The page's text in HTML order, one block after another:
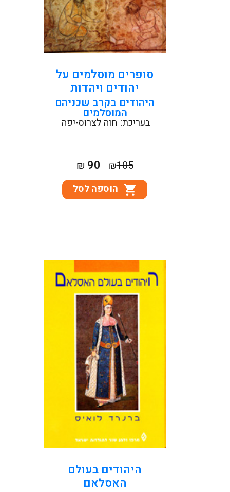
קראו עוד
סופרים מוסלמים על
יהודים ויהדות
היהודים בקרב שכניהם
המוסלמים
בעריכת: חוה לצרוס-יפה
₪105
המחיר
המקורי
היה:
₪90
המחיר
הנוכחי
הוא:הוספה לסל
תנאים מיוחדים נדרשו כדי
לאפשר את קיומה של
הסימביוזה-התרבותית, שהולידה
את מה שמכונה 'המסורת
היהודית-האסלאמית' של קיום
בצוותא והשפעה הדדית. בספר
זה בוחן פרופ' ברנרד לואיס...
היהודים בעולם
האסלאם